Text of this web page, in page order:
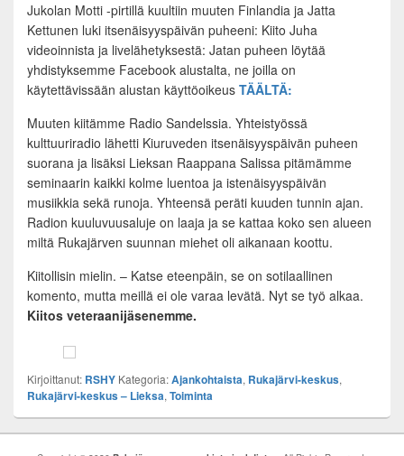
Jukolan Motti -pirtillä kuultiin muuten Finlandia ja Jatta
Kettunen luki itsenäisyyspäivän puheeni: Kiito Juha
videoinnista ja livelähetyksestä: Jatan puheen löytää
yhdistyksemme Facebook alustalta, ne joilla on
käytettävissään alustan käyttöoikeus TÄÄLTÄ:
Muuten kiitämme Radio Sandelssia. Yhteistyössä
kulttuuriradio lähetti Kiuruveden itsenäisyyspäivän puheen
suorana ja lisäksi Lieksan Raappana Salissa pitämämme
seminaarin kaikki kolme luentoa ja istenäisyyspäivän
musiikkia sekä runoja. Yhteensä peräti kuuden tunnin ajan.
Radion kuuluvuusaluje on laaja ja se kattaa koko sen alueen
miltä Rukajärven suunnan miehet oli aikanaan koottu.
Kiitollisin mielin. – Katse eteenpäin, se on sotilaallinen
komento, mutta meillä ei ole varaa levätä. Nyt se työ alkaa.
Kiitos veteraanijäsenemme.
Kirjoittanut: RSHY Kategoria:Ajankohtaista, Rukajärvi-keskus,
Rukajärvi-keskus – Lieksa, Toiminta